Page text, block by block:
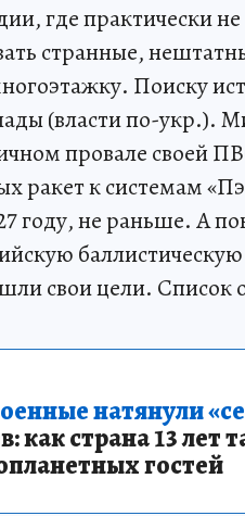
где практически
странные,
Поиску
(власти по-укр.).
провале своей
ракет к системам
году, не раньше. А
свои цели. Список
натянули
как страна 13 лет
гостей